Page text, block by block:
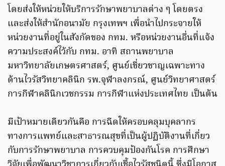
โดยส่งให้หน่วยให้บริการรักษาพยาบาลต่าง ๆ โดยตรง
และส่งให้สำนักอนามัย กรุงเทพฯ เพื่อนำไปกระจายให้
หน่วยงานที่อยู่ในสังกัดของ กทม. หรือหน่วยงานอื่นที่แจ้ง
ความประสงค์ไว้กับ กทม. อาทิ สถานพยาบาล
มหาวิทยาลัยเกษตรศาสตร์, ศูนย์เชี่ยวชาญเฉพาะทาง
ด้านไวรัสวิทยาคลินิก รพ.จุฬาลงกรณ์, ศูนย์วิทยาศาสตร์
การกีฬาคลินิกเวชกรรม การกีฬาแห่งประเทศไทย เป็นต้น
มีเป้าหมายเดียวกันคือ การฉีดให้ครอบคลุมบุคลากร
ทางการแพทย์และสาธารณสุขที่เป็นผู้ปฏิบัติงานที่เกี่ยว
กับการรักษาพยาบาล การควบคุมป้องกันโรค การศึกษา